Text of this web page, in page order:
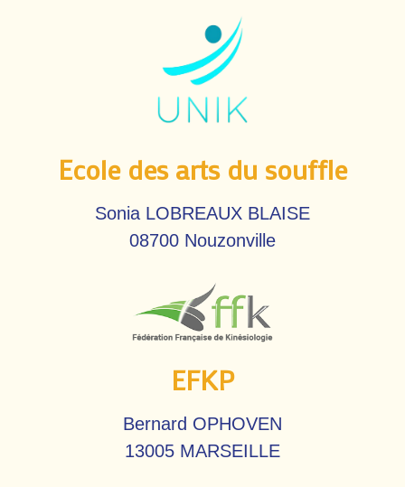
Ecole des arts du souffle
Sonia LOBREAUX BLAISE
08700 Nouzonville
EFKP
Bernard OPHOVEN
13005 MARSEILLE